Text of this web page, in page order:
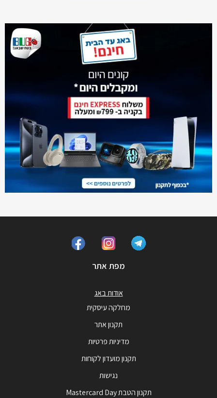
מפת אתר
אודות באג
מחלקה עיסקית
תקנון אתר
מדיניות פרטיות
תקנון מועדון לקוחות
נגישות
תקנון הטבת Mastercard Day